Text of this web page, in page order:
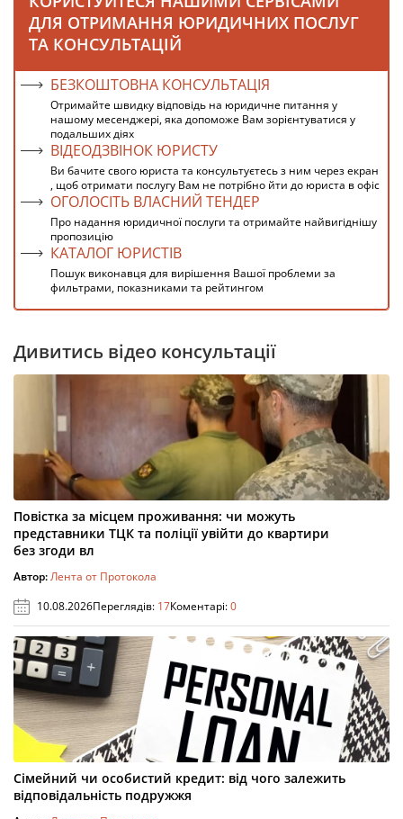
ДЛЯ ОТРИМАННЯ ЮРИДИЧНИХ ПОСЛУГ
ТА КОНСУЛЬТАЦІЙ
БЕЗКОШТОВНА КОНСУЛЬТАЦІЯ
Отримайте швидку відповідь на юридичне питання у
нашому месенджері, яка допоможе Вам зорієнтуватися у
подальших діях
ВІДЕОДЗВІНОК ЮРИСТУ
Ви бачите свого юриста та консультуєтесь з ним через екран
, щоб отримати послугу Вам не потрібно йти до юриста в офіс
ОГОЛОСІТЬ ВЛАСНИЙ ТЕНДЕР
Про надання юридичної послуги та отримайте найвигіднішу
пропозицію
КАТАЛОГ ЮРИСТІВ
Пошук виконавця для вирішення Вашої проблеми за
фильтрами, показниками та рейтингом
Дивитись відео консультації
Повістка за місцем проживання: чи можуть
представники ТЦК та поліції увійти до квартири
без згоди вл
Автор:Лента от Протокола
10.08.2026Переглядів: 17Коментарі:0
Сімейний чи особистий кредит: від чого залежить
відповідальність подружжя